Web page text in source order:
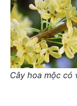
Cây hoa mộc có